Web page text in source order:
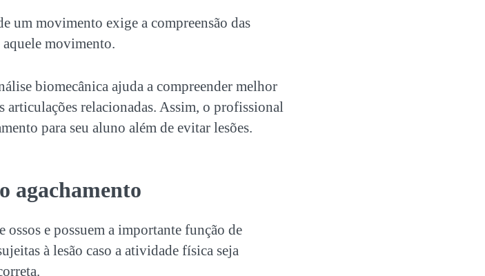
um movimento exige a compreensão das
movimento.
biomecânica ajuda a compreender melhor
articulações relacionadas. Assim, o profissional
para seu aluno além de evitar lesões.
agachamento
e possuem a importante função de
à lesão caso a atividade física seja